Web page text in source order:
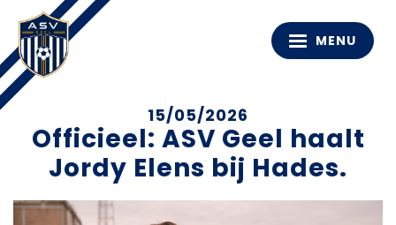
MENU
15/05/2026
Officieel: ASV Geel haalt
Jordy Elens bij Hades.